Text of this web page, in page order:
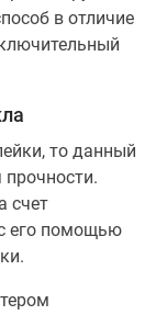
в отличие
то данный
счет
его помощью